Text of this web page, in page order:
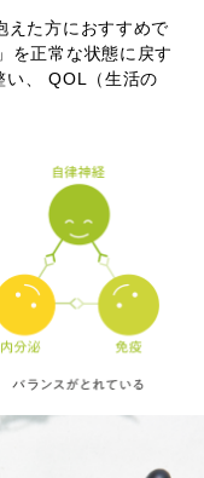
えた方におすすめで
を正常な状態に戻す
い、 QOL（生活の